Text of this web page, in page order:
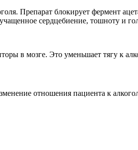
Препарат блокирует фермент
сердцебиение, тошноту и
в мозге. Это уменьшает тягу к
отношения пациента к